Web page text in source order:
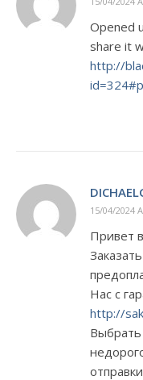
Opened
share it
http://
15/04/2024
Привет
Нас с
http://
Выбрать